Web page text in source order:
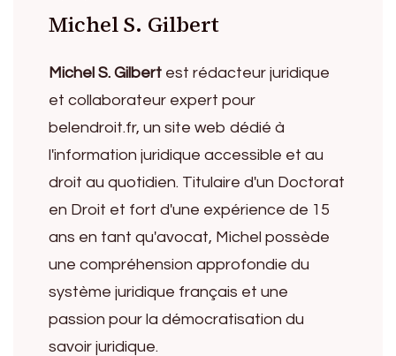
Michel S. Gilbert
Michel S. Gilbert est rédacteur juridique
et collaborateur expert pour
belendroit.fr, un site web dédié à
l'information juridique accessible et au
droit au quotidien. Titulaire d'un Doctorat
en Droit et fort d'une expérience de 15
ans en tant qu'avocat, Michel possède
une compréhension approfondie du
système juridique français et une
passion pour la démocratisation du
savoir juridique.